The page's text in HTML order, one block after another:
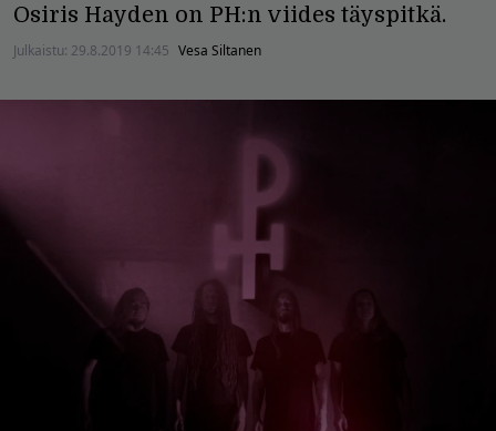
Osiris Hayden on PH:n viides täyspitkä.
Julkaistu: 29.8.2019 14:45 Vesa Siltanen